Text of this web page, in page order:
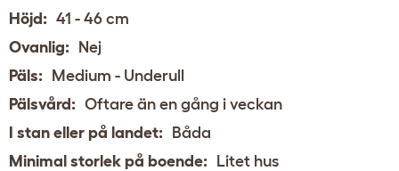
Höjd: 41 - 46 cm
Ovanlig: Nej
Päls: Medium - Underull
Pälsvård: Oftare än en gång i veckan
I stan eller på landet: Båda
Minimal storlek på boende: Litet hus